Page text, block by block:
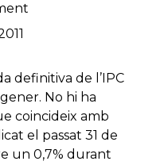
definitiva de l’IPC
No hi ha
coincideix amb
el passat 31 de
un 0,7% durant